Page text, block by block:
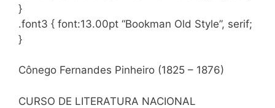
}
.font3 { font:13.00pt “Bookman Old Style”, serif;
}
Cônego Fernandes Pinheiro (1825 – 1876)
CURSO DE LITERATURA NACIONAL